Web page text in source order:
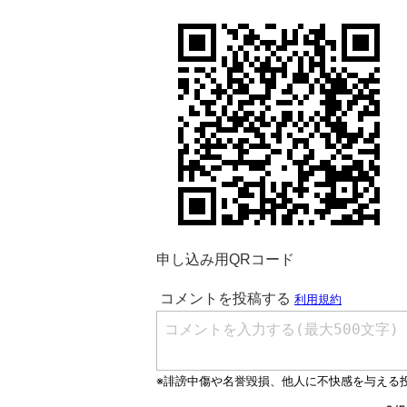
申し込み用QRコード